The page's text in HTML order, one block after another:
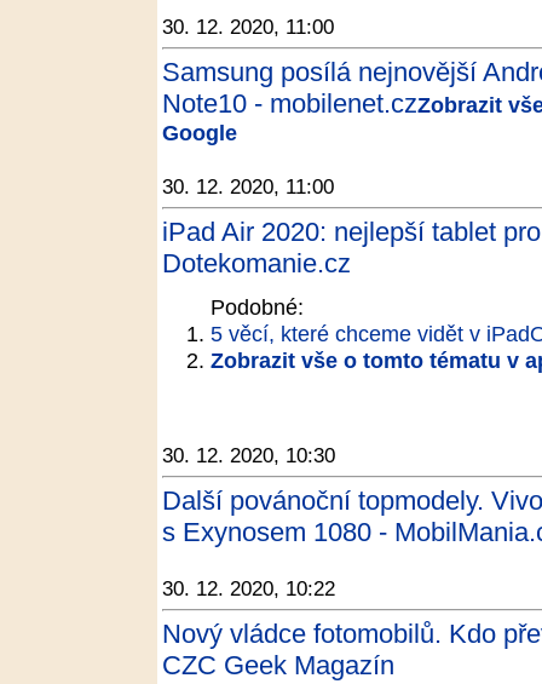
30. 12. 2020, 11:00
Samsung posílá nejnovější
Note10 - mobilenet.czZobrazit
Google
30. 12. 2020, 11:00
iPad Air 2020: nejlepší tablet
Dotekomanie.cz
Podobné:
5 věcí, které chceme vidět v
Zobrazit vše o tomto tématu v
30. 12. 2020, 10:30
Další povánoční topmodely.
s Exynosem 1080 -
30. 12. 2020, 10:22
Nový vládce fotomobilů. Kdo
CZC Geek Magazín